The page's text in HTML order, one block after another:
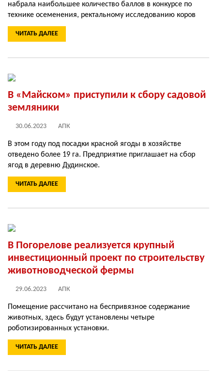
набрала наибольшее количество баллов в конкурсе по
технике осеменения, ректальному исследованию коров
ЧИТАТЬ ДАЛЕЕ
В «Майском» приступили к сбору садовой
земляники
30.06.2023 АПК
В этом году под посадки красной ягоды в хозяйстве
отведено более 19 га. Предприятие приглашает на сбор
ягод в деревню Дудинское.
ЧИТАТЬ ДАЛЕЕ
В Погорелове реализуется крупный
инвестиционный проект по строительству
животноводческой фермы
29.06.2023 АПК
Помещение рассчитано на беспривязное содержание
животных, здесь будут установлены четыре
роботизированных установки.
ЧИТАТЬ ДАЛЕЕ